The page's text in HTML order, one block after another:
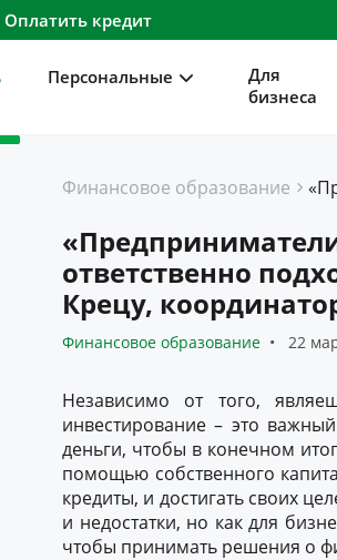
Оплатить кредит
Персональные
Для
бизнеса
Финансовое образование
ответственно
Крецу,
Финансовое образование 22
Независимо от того,
инвестирование – это
деньги, чтобы в конечном
помощью собственного
кредиты, и достигать своих
и недостатки, но как для
чтобы принимать решения о